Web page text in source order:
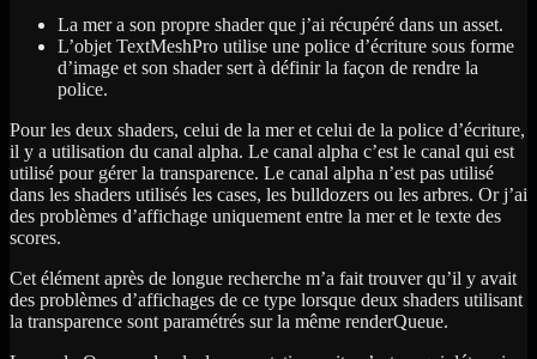
La mer a son propre shader que j’ai récupéré dans un asset.
L’objet TextMeshPro utilise une police d’écriture sous forme
d’image et son shader sert à définir la façon de rendre la
police.
Pour les deux shaders, celui de la mer et celui de la police d’écriture,
il y a utilisation du canal alpha. Le canal alpha c’est le canal qui est
utilisé pour gérer la transparence. Le canal alpha n’est pas utilisé
dans les shaders utilisés les cases, les bulldozers ou les arbres. Or j’ai
des problèmes d’affichage uniquement entre la mer et le texte des
scores.
Cet élément après de longue recherche m’a fait trouver qu’il y avait
des problèmes d’affichages de ce type lorsque deux shaders utilisant
la transparence sont paramétrés sur la même renderQueue.